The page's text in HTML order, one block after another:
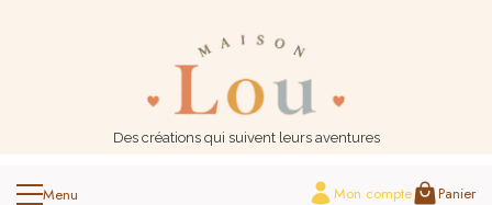
Des créations qui suivent leurs aventures
Mon compte Panier